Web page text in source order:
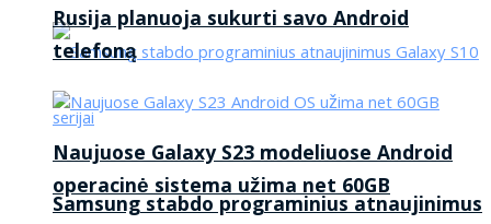
Samsung stabdo programinius atnaujinimus
Rusija planuoja sukurti savo Android
telefoną
Naujuose Galaxy S23 modeliuose Android
operacinė sistema užima net 60GB